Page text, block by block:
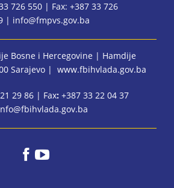
726 550 | Fax: +387 33 726
| info@fmpvs.gov.ba
Bosne i Hercegovine | Hamdije
Sarajevo | www.fbihvlada.gov.ba
29 86 | Fax: +387 33 22 04 37